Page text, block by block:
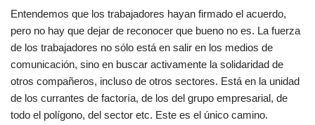
Entendemos que los trabajadores hayan firmado el acuerdo,
pero no hay que dejar de reconocer que bueno no es. La fuerza
de los trabajadores no sólo está en salir en los medios de
comunicación, sino en buscar activamente la solidaridad de
otros compañeros, incluso de otros sectores. Está en la unidad
de los currantes de factoría, de los del grupo empresarial, de
todo el polígono, del sector etc. Este es el único camino.